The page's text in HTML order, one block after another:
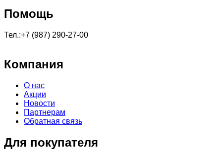
Помощь
Тел.:+7 (987) 290-27-00
Компания
О нас
Акции
Новости
Партнерам
Обратная связь
Для покупателя